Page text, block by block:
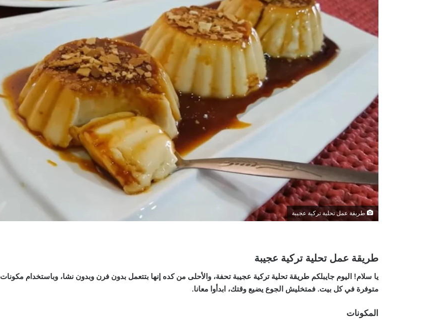
طريقة عمل تحلية تركية عجيبة
طريقة عمل تحلية تركية عجيبة
يا سلام! اليوم جايبلكم طريقة تحلية تركية عجيبة تحفة، والأحلى من كده إنها بتتعمل بدون فرن وبدون نشا، وباستخدام مكونات
متوفرة في كل بيت. فمتخليش الجوع يضيع وقتك، ابدأوا معانا.
المكونات